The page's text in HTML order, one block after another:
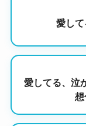
愛し
愛してる、泣
想